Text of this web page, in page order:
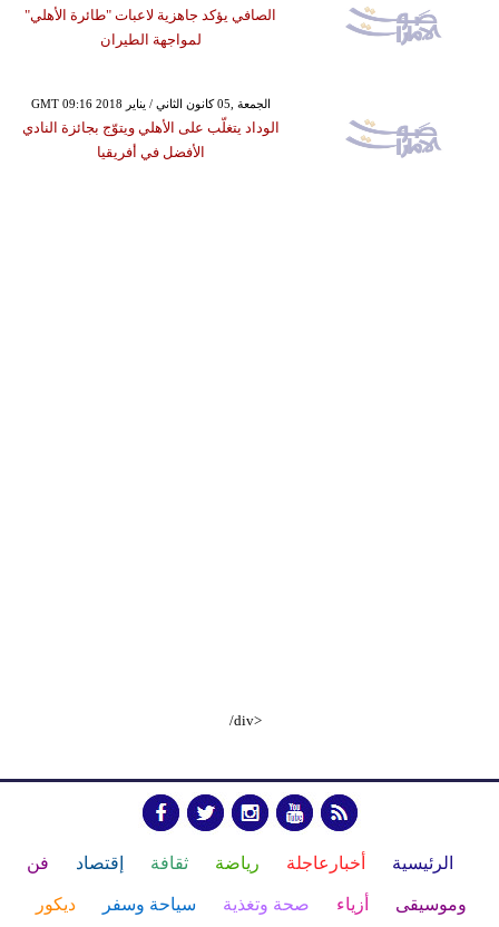
الصافي يؤكد جاهزية لاعبات "طائرة الأهلي"
لمواجهة الطيران
GMT 09:16 2018 الجمعة ,05 كانون الثاني / يناير
الوداد يتغلّب على الأهلي ويتوّج بجائزة النادي
الأفضل في أفريقيا
/div>
الرئيسية أخبارعاجلة رياضة ثقافة إقتصاد فن
وموسيقى أزياء صحة وتغذية سياحة وسفر ديكور